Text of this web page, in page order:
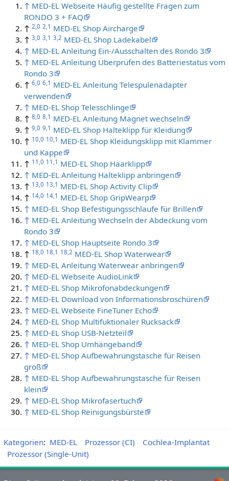
↑ MED-EL Webseite Häufig gestellte Fragen zum
RONDO 3 + FAQ
↑ 2,0 2,1 MED-EL Shop Aircharge
↑ 3,0 3,1 3,2 MED-EL Shop Ladekabel
↑ MED-EL Anleitung Ein-/Ausschalten des Rondo 3
↑ MED-EL Anleitung Überprüfen des Batteriestatus vom
Rondo 3
↑ 6,0 6,1 MED-EL Anleitung Telespulenadapter
verwenden
↑ MED-EL Shop Telesschlinge
↑ 8,0 8,1 MED-EL Anleitung Magnet wechseln
↑ 9,0 9,1 MED-EL Shop Halteklipp für Kleidung
↑ 10,0 10,1 MED-EL Shop Kleidungsklipp mit Klammer
und Kappe
↑ 11,0 11,1 MED-EL Shop Haarklipp
↑ MED-EL Anleitung Halteklipp anbringen
↑ 13,0 13,1 MED-EL Shop Activity Clip
↑ 14,0 14,1 MED-EL Shop GripWearp
↑ MED-EL Shop Befestigungsschlaufe für Brillen
↑ MED-EL Anleitung Wechseln der Abdeckung vom
Rondo 3
↑ MED-EL Shop Hauptseite Rondo 3
↑ 18,0 18,1 18,2 MED-EL Shop Waterwear
↑ MED-EL Anleitung Waterwear anbringen
↑ MED-EL Webseite AudioLink
↑ MED-EL Shop Mikrofonabdeckungen
↑ MED-EL Download von Informationsbroschüren
↑ MED-EL Webseite FineTuner Echo
↑ MED-EL Shop Multifuktionaler Rucksack
↑ MED-EL Shop USB-Netzteil
↑ MED-EL Shop Umhängeband
↑ MED-EL Shop Aufbewahrungstasche für Reisen
groß
↑ MED-EL Shop Aufbewahrungstasche für Reisen
klein
↑ MED-EL Shop Mikrofasertuch
↑ MED-EL Shop Reinigungsbürste
Kategorien: MED-EL Prozessor (CI)
Cochlea-Implantat
Prozessor (Single-Unit)